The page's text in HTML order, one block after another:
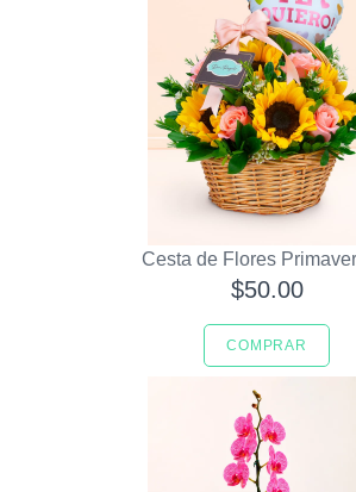
Cesta de Flores
$50.00
COMPRAR